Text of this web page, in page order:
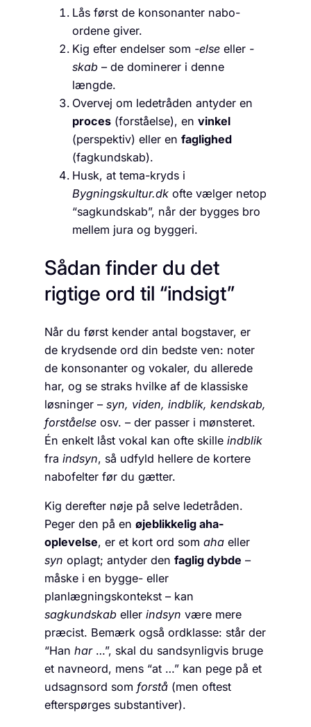
Lås først de konsonanter nabo-
ordene giver.
Kig efter endelser som -else eller -
skab – de dominerer i denne
længde.
Overvej om ledetråden antyder en
proces (forståelse), en vinkel
(perspektiv) eller en faglighed
(fagkundskab).
Husk, at tema-kryds i
Bygningskultur.dk ofte vælger netop
“sagkundskab”, når der bygges bro
mellem jura og byggeri.
Sådan finder du det
rigtige ord til “indsigt”
Når du først kender antal bogstaver, er
de krydsende ord din bedste ven: noter
de konsonanter og vokaler, du allerede
har, og se straks hvilke af de klassiske
løsninger – syn, viden, indblik, kendskab,
forståelse osv. – der passer i mønsteret.
Én enkelt låst vokal kan ofte skille indblik
fra indsyn, så udfyld hellere de kortere
nabofelter før du gætter.
Kig derefter nøje på selve ledetråden.
Peger den på en øjeblikkelig aha-
oplevelse, er et kort ord som aha eller
syn oplagt; antyder den faglig dybde –
måske i en bygge- eller
planlægningskontekst – kan
sagkundskab eller indsyn være mere
præcist. Bemærk også ordklasse: står der
“Han har…”, skal du sandsynligvis bruge
et navneord, mens “at …” kan pege på et
udsagnsord som forstå (men oftest
efterspørges substantiver).